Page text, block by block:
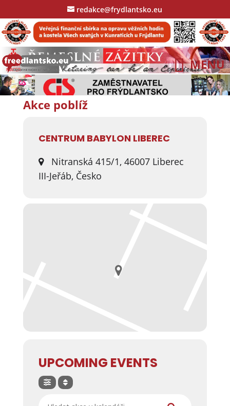
redakce@frydlantsko.eu
Akce poblíž
CENTRUM BABYLON LIBEREC
Nitranská 415/1, 46007 Liberec
III-Jeřáb, Česko
UPCOMING EVENTS